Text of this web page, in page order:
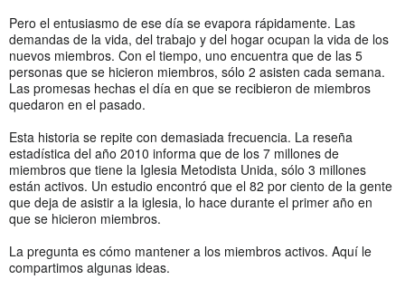
Pero el entusiasmo de ese día se evapora rápidamente. Las
demandas de la vida, del trabajo y del hogar ocupan la vida de los
nuevos miembros. Con el tiempo, uno encuentra que de las 5
personas que se hicieron miembros, sólo 2 asisten cada semana.
Las promesas hechas el día en que se recibieron de miembros
quedaron en el pasado.
Esta historia se repite con demasiada frecuencia. La reseña
estadística del año 2010 informa que de los 7 millones de
miembros que tiene la Iglesia Metodista Unida, sólo 3 millones
están activos. Un estudio encontró que el 82 por ciento de la gente
que deja de asistir a la iglesia, lo hace durante el primer año en
que se hicieron miembros.
La pregunta es cómo mantener a los miembros activos. Aquí le
compartimos algunas ideas.